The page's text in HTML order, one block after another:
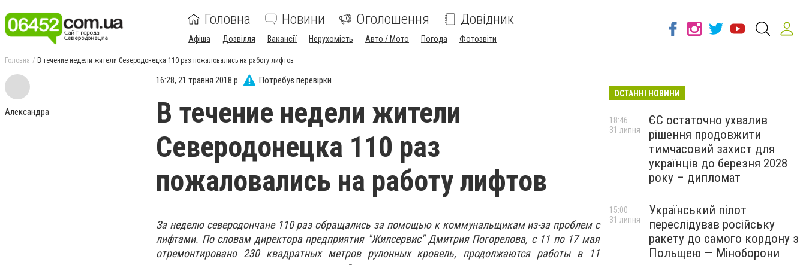
Головна Новини Оголошення Довідник
Афіша Дозвілля Вакансії Нерухомість Авто / Мото Погода Фотозвіти
Головна В течение недели жители Северодонецка 110 раз пожаловались на работу лифтов
Александра
16:28, 21 травня 2018 р. Потребує перевірки
В течение недели жители
Северодонецка 110 раз
пожаловались на работу лифтов
За неделю северодончане 110 раз обращались за помощью к коммунальщикам из-за проблем с
лифтами. По словам директора предприятия "Жилсервис" Дмитрия Погорелова, с 11 по 17 мая
отремонтировано 230 квадратных метров рулонных кровель, продолжаются работы в 11
ОСТАННІ НОВИНИ
ЄС остаточно ухвалив
рішення продовжити
тимчасовий захист для
українців до березня 2028
року – дипломат
18:46
31 липня
Український пілот
переслідував російську
ракету до самого кордону з
Польщею — Міноборони
15:00
31 липня